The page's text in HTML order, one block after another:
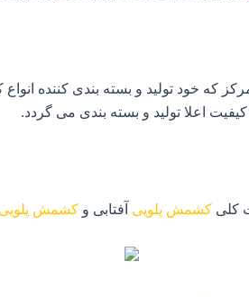
که خود تولید و بسته بندی کننده
کیفیت اعلا تولید و بسته بندی می گردد.
کلی کشمش پلویی آفتابی و کشمش پلویی